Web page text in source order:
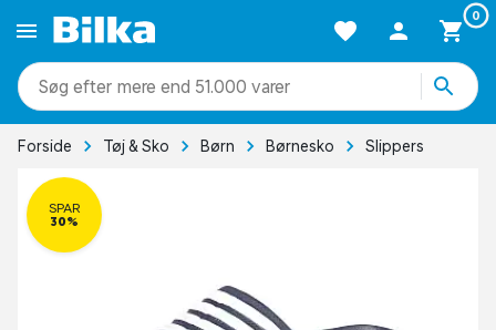
0
mere end 51.000 varer
Forside Tøj & Sko Børn Børnesko Slippers
SPAR
30%